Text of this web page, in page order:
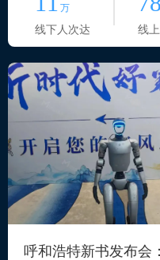
万
线下人次达 线
呼和浩特新书发布会